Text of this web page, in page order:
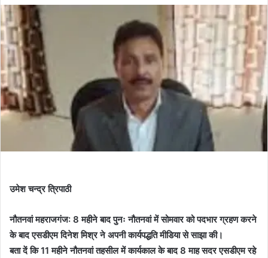
उमेश चन्द्र त्रिपाठी
नौतनवां महराजगंज: 8 महीने बाद पुनः नौतनवां में सोमवार को पदभार ग्रहण करने
के बाद एसडीएम दिनेश मिश्र ने अपनी कार्यपद्धति मीडिया से साझा की।
बता दें कि 11 महीने नौतनवां तहसील में कार्यकाल के बाद 8 माह सदर एसडीएम रहे